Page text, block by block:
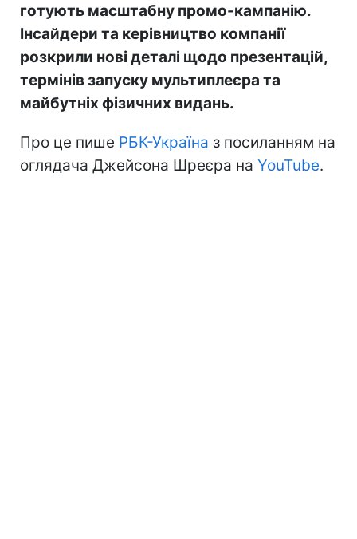
готують масштабну промо-кампанію.
Інсайдери та керівництво компанії
розкрили нові деталі щодо презентацій,
термінів запуску мультиплеєра та
майбутніх фізичних видань.
Про це пише РБК-Україна з посиланням на
оглядача Джейсона Шреєра на YouTube.